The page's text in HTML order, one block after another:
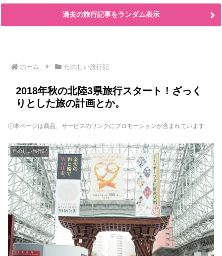
過去の旅行記事をランダム表示
ホーム たのしい旅行記
2018年秋の北陸3県旅行スタート！ざっく
りとした旅の計画とか。
ⓘ本ページは商品、サービスのリンクにプロモーションが含まれています
たのしい旅行記